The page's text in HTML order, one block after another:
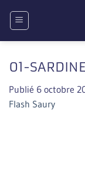
01-
Publié 6 octobre
Flash Saury